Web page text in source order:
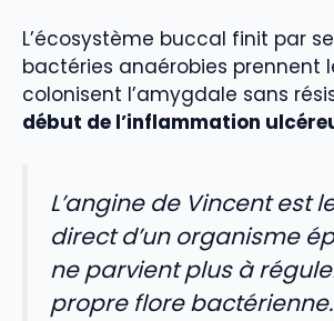
L’écosystème buccal finit par
bactéries anaérobies prennent
colonisent l’amygdale sans
début de l’inflammation
L’angine de Vincent est
direct d’un organisme
ne parvient plus à
propre flore bactérienne.